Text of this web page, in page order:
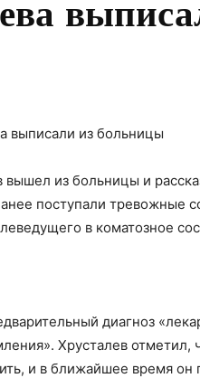
из больницы и
поступали тревожные
в коматозное
диагноз
Хрусталев отметил,
и в ближайшее время он